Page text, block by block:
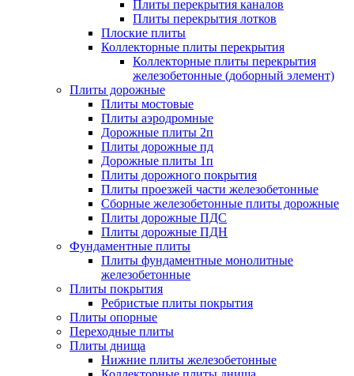
Плиты перекрытия каналов
Плиты перекрытия лотков
Плоские плиты
Коллекторные плиты перекрытия
Коллекторные плиты перекрытия
железобетонные (доборный элемент)
Плиты дорожные
Плиты мостовые
Плиты аэродромные
Дорожные плиты 2п
Плиты дорожные пд
Дорожные плиты 1п
Плиты дорожного покрытия
Плиты проезжей части железобетонные
Сборные железобетонные плиты дорожные
Плиты дорожные ПДС
Плиты дорожные ПДН
Фундаментные плиты
Плиты фундаментные монолитные
железобетонные
Плиты покрытия
Ребристые плиты покрытия
Плиты опорные
Переходные плиты
Плиты днища
Нижние плиты железобетонные